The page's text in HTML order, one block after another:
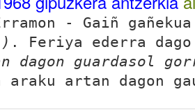
- Gaiñ
. Feriya ederra
dagon guardasol
araku artan dagon